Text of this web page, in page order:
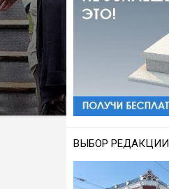
ВЫБОР РЕДАКЦИИ